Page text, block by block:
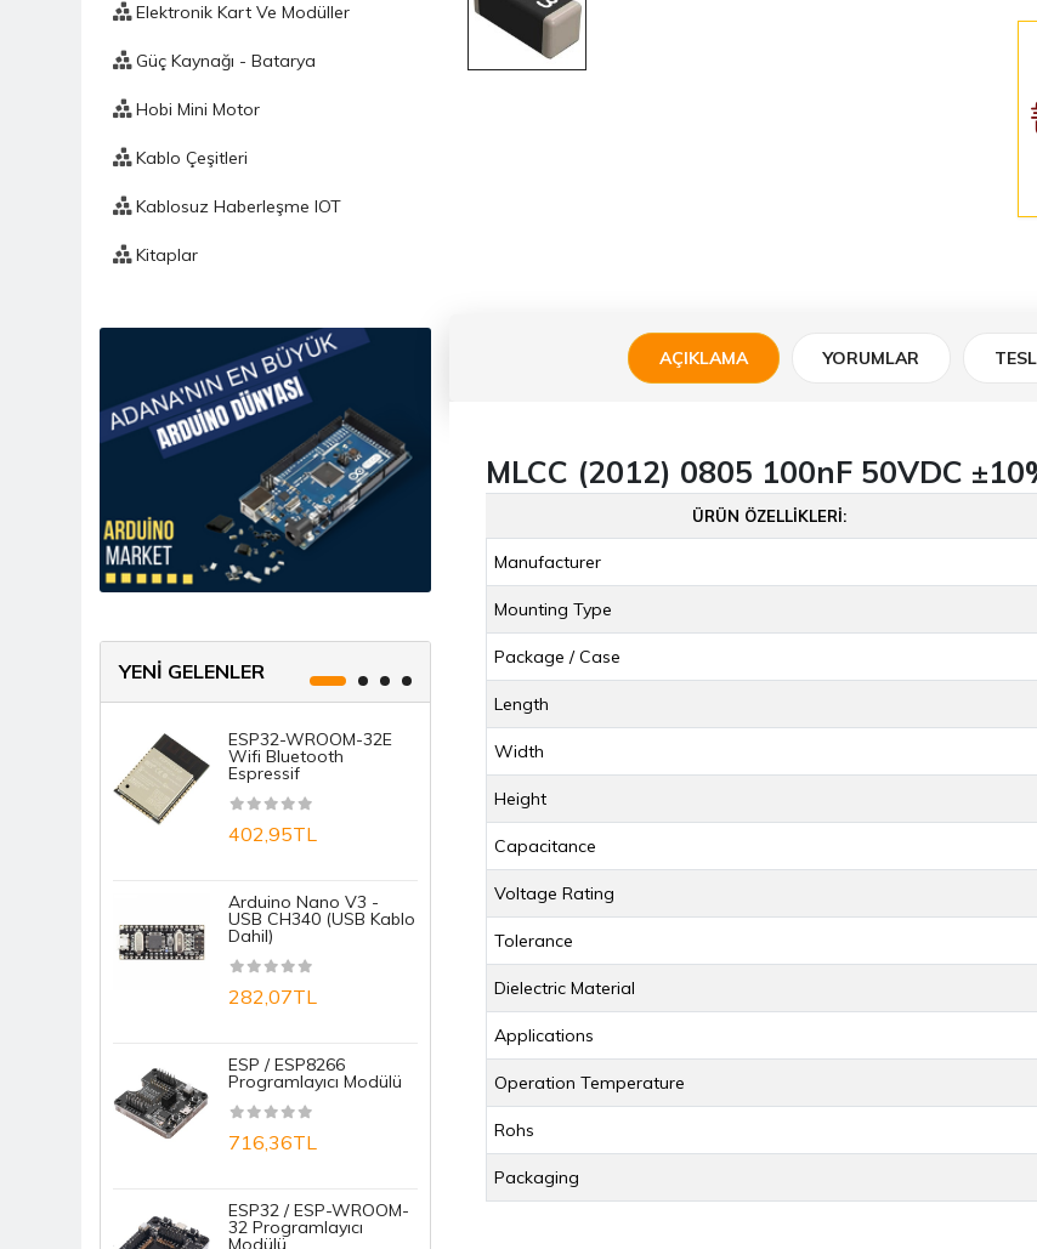
Elektronik Kart Ve Modüller
Güç Kaynağı - Batarya
Hobi Mini Motor
Kablo Çeşitleri
Kablosuz Haberleşme IOT
Kitaplar
Ölçü Ve Test Aleti
Prototipleme / Lehimleme
Tekerlek
YENİ GELENLER
ESP32-WROOM-32E
Wifi Bluetooth
Espressif
402,95TL
Arduino Nano V3 -
USB CH340 (USB Kablo
Dahil)
282,07TL
ESP / ESP8266
Programlayıcı Modülü
716,36TL
ESP32 / ESP-WROOM-
32 Programlayıcı
Modülü
NVIDIA Jetson
Nano/Xavier NX/TX2..
STM32F411E-DISCO
Discovery Kit ARM® M4
MCU 32-Bi..
1.498,18TL
ESP32-S2 Series
Transceiver; 802.11
B/g/n Evaluati..
745,01TL
3.628,99TL
1.884,20TL
AÇIKLAMA YORUMLAR
MLCC (2012) 0805 100nF 50VDC
ÜRÜN ÖZELLIKLERI:
Manufacturer
Mounting Type
Package / Case
Length
Width
Height
Capacitance
Voltage Rating
Tolerance
Dielectric Material
Applications
Operation Temperature
Rohs
Packaging